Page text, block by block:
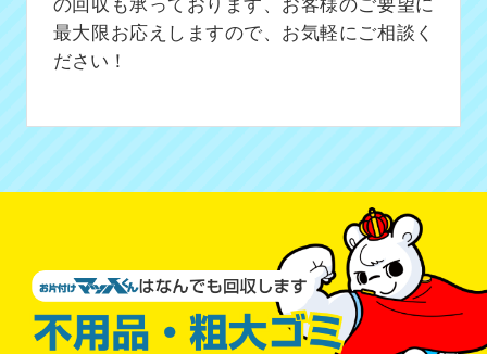
最大限お応えしますので、お気軽にご相談く
ださい！